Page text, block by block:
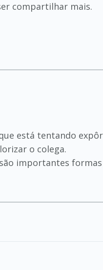
compartilhar mais.
está tentando
o colega.
importantes